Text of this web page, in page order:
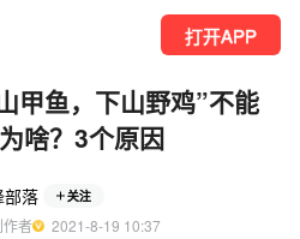
打开APP
甲鱼，下山野鸡”不能
啥？3个原因
部落 关注
者
  2021-8-19 10:37